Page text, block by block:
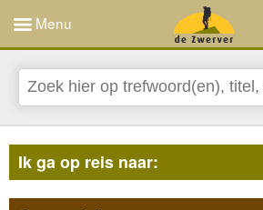
Menu
Ik ga op reis naar: